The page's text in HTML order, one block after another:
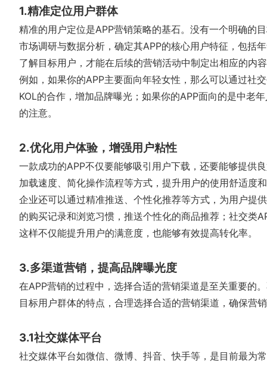
1.精准定位用户群体
精准的用户定位是APP营销策略的基石。没有一个明确的
市场调研与数据分析，确定其APP的核心用户特征，包括
了解目标用户，才能在后续的营销活动中制定出相应的内
例如，如果你的APP主要面向年轻女性，那么可以通过社
KOL的合作，增加品牌曝光；如果你的APP面向的是中老
的注意。
2.优化用户体验，增强用户粘性
一款成功的APP不仅要能够吸引用户下载，还要能够提供
加载速度、简化操作流程等方式，提升用户的使用舒适度
企业还可以通过精准推送、个性化推荐等方式，为用户提
的购买记录和浏览习惯，推送个性化的商品推荐；社交类
这样不仅能提升用户的满意度，也能够有效提高转化率。
3.多渠道营销，提高品牌曝光度
在APP营销的过程中，选择合适的营销渠道是至关重要的
目标用户群体的特点，合理选择合适的营销渠道，确保营
3.1社交媒体平台
社交媒体平台如微信、微博、抖音、快手等，是目前最为